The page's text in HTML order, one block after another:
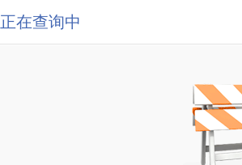
正在查询中